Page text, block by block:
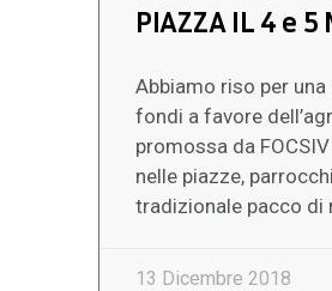
PIAZZA IL 4 e 5
Abbiamo riso per
fondi a favore
promossa da
nelle piazze,
tradizionale pacco di
13 Dicembre 2018